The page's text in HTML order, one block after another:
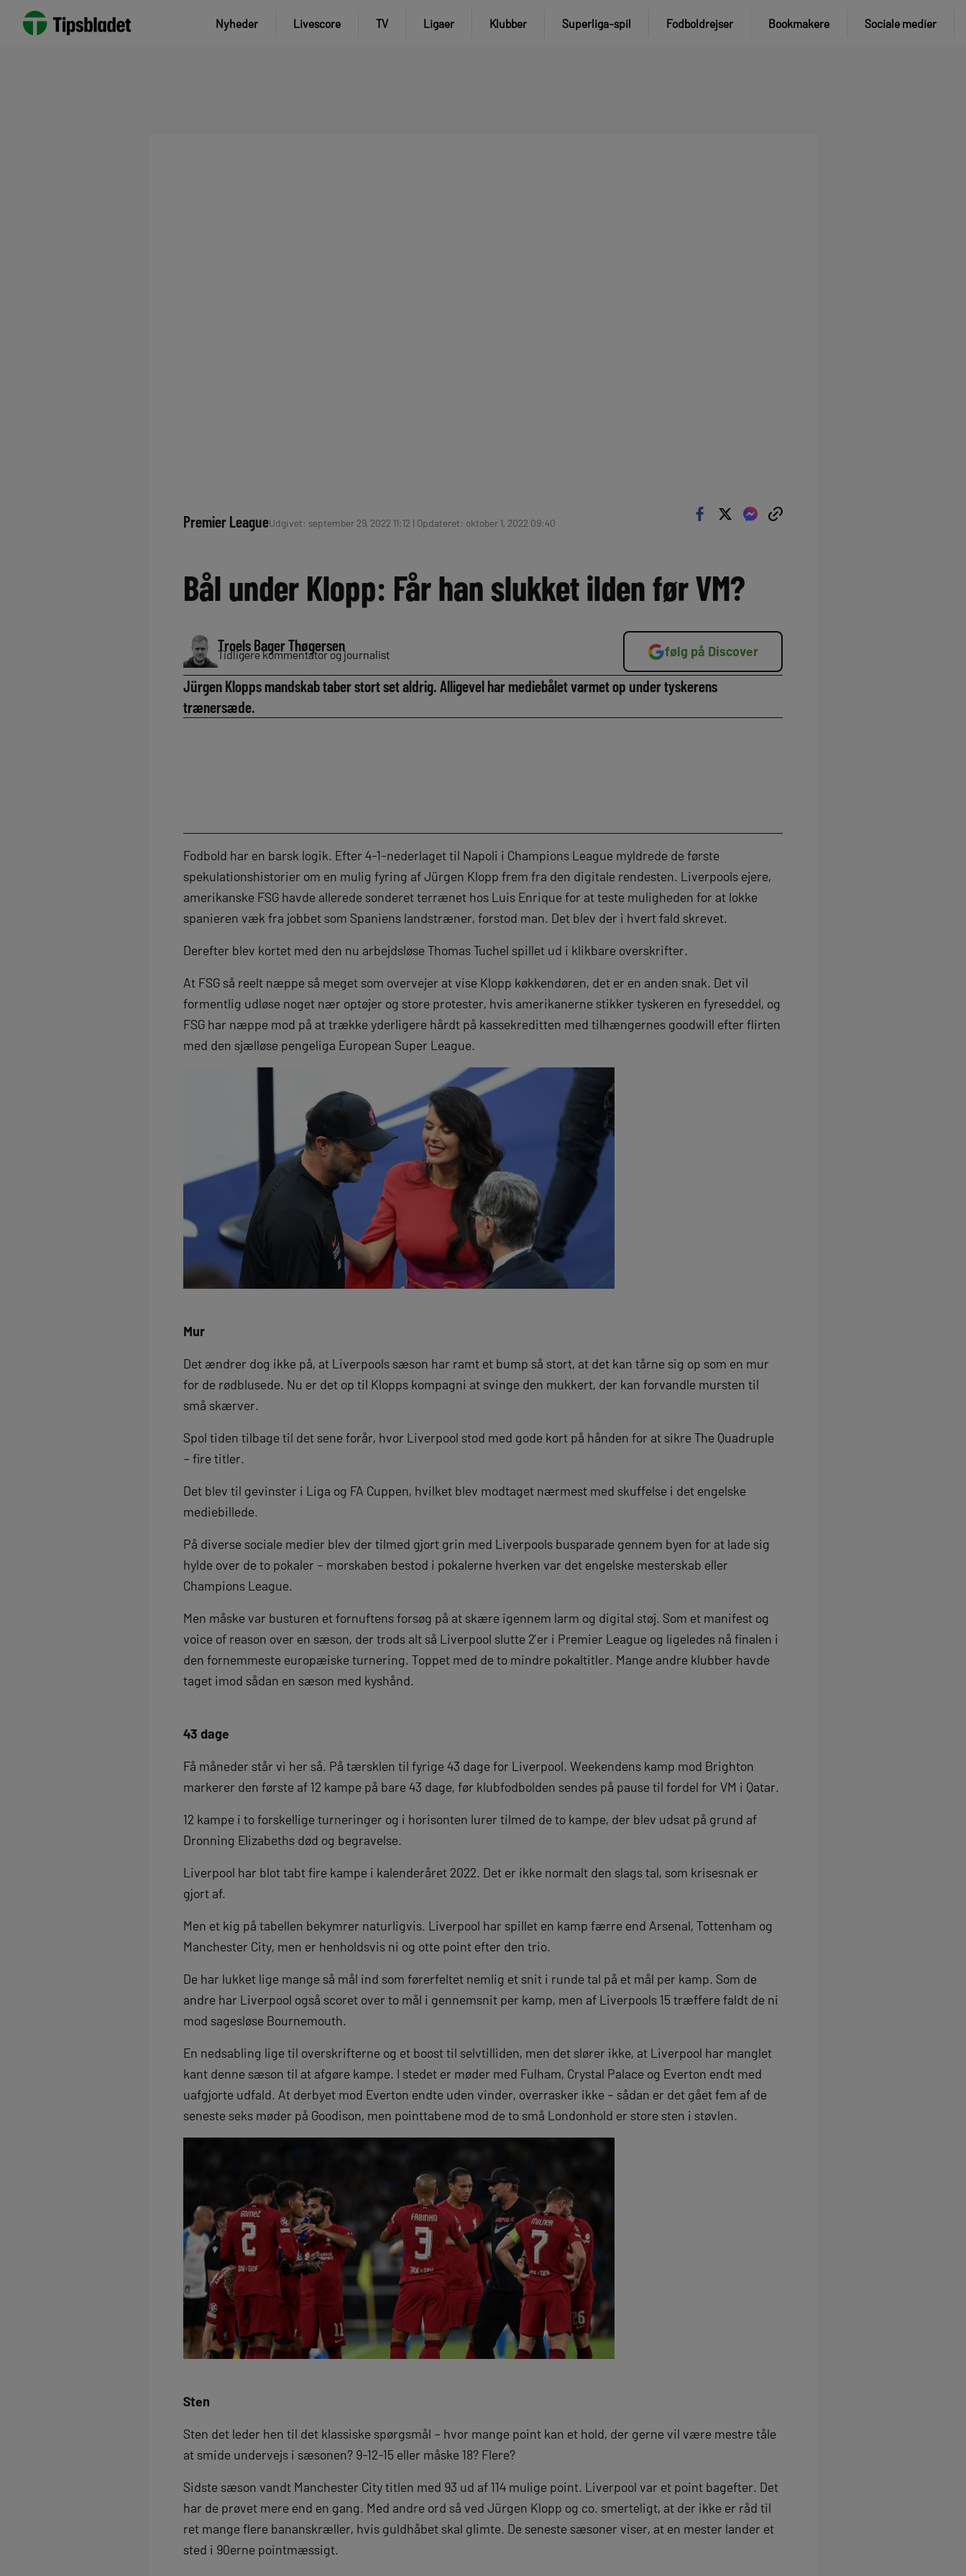
Nyheder Livescore TV Ligaer Klubber Superliga-spil Fodboldrejser Bookmakere Sociale medier
Premier LeagueUdgivet: september 29, 2022 11:12 | Opdateret: oktober 1, 2022 09:40
Bål under Klopp: Får han slukket ilden før VM?
Troels Bager Thøgersen
Tidligere kommentator og journalist følg på Discover
Jürgen Klopps mandskab taber stort set aldrig. Alligevel har mediebålet varmet op under tyskerens
trænersæde.
Fodbold har en barsk logik. Efter 4-1-nederlaget til Napoli i Champions League myldrede de første
spekulationshistorier om en mulig fyring af Jürgen Klopp frem fra den digitale rendesten. Liverpools ejere,
amerikanske FSG havde allerede sonderet terrænet hos Luis Enrique for at teste muligheden for at lokke
spanieren væk fra jobbet som Spaniens landstræner, forstod man. Det blev der i hvert fald skrevet.
Derefter blev kortet med den nu arbejdsløse Thomas Tuchel spillet ud i klikbare overskrifter.
At FSG så reelt næppe så meget som overvejer at vise Klopp køkkendøren, det er en anden snak. Det vil
formentlig udløse noget nær optøjer og store protester, hvis amerikanerne stikker tyskeren en fyreseddel, og
FSG har næppe mod på at trække yderligere hårdt på kassekreditten med tilhængernes goodwill efter flirten
med den sjælløse pengeliga European Super League.
Mur
Det ændrer dog ikke på, at Liverpools sæson har ramt et bump så stort, at det kan tårne sig op som en mur
for de rødblusede. Nu er det op til Klopps kompagni at svinge den mukkert, der kan forvandle mursten til
små skærver.
Spol tiden tilbage til det sene forår, hvor Liverpool stod med gode kort på hånden for at sikre The Quadruple
– fire titler.
Det blev til gevinster i Liga og FA Cuppen, hvilket blev modtaget nærmest med skuffelse i det engelske
mediebillede.
På diverse sociale medier blev der tilmed gjort grin med Liverpools busparade gennem byen for at lade sig
hylde over de to pokaler – morskaben bestod i pokalerne hverken var det engelske mesterskab eller
Champions League.
Men måske var busturen et fornuftens forsøg på at skære igennem larm og digital støj. Som et manifest og
voice of reason over en sæson, der trods alt så Liverpool slutte 2’er i Premier League og ligeledes nå finalen i
den fornemmeste europæiske turnering. Toppet med de to mindre pokaltitler. Mange andre klubber havde
taget imod sådan en sæson med kyshånd.
43 dage
Få måneder står vi her så. På tærsklen til fyrige 43 dage for Liverpool. Weekendens kamp mod Brighton
markerer den første af 12 kampe på bare 43 dage, før klubfodbolden sendes på pause til fordel for VM i Qatar.
12 kampe i to forskellige turneringer og i horisonten lurer tilmed de to kampe, der blev udsat på grund af
Dronning Elizabeths død og begravelse.
Liverpool har blot tabt fire kampe i kalenderåret 2022. Det er ikke normalt den slags tal, som krisesnak er
gjort af.
Men et kig på tabellen bekymrer naturligvis. Liverpool har spillet en kamp færre end Arsenal, Tottenham og
Manchester City, men er henholdsvis ni og otte point efter den trio.
De har lukket lige mange så mål ind som førerfeltet nemlig et snit i runde tal på et mål per kamp. Som de
andre har Liverpool også scoret over to mål i gennemsnit per kamp, men af Liverpools 15 træffere faldt de ni
mod sagesløse Bournemouth.
En nedsabling lige til overskrifterne og et boost til selvtilliden, men det slører ikke, at Liverpool har manglet
kant denne sæson til at afgøre kampe. I stedet er møder med Fulham, Crystal Palace og Everton endt med
uafgjorte udfald. At derbyet mod Everton endte uden vinder, overrasker ikke – sådan er det gået fem af de
seneste seks møder på Goodison, men pointtabene mod de to små Londonhold er store sten i støvlen.
Sten
Sten det leder hen til det klassiske spørgsmål – hvor mange point kan et hold, der gerne vil være mestre tåle
at smide undervejs i sæsonen? 9-12-15 eller måske 18? Flere?
Sidste sæson vandt Manchester City titlen med 93 ud af 114 mulige point. Liverpool var et point bagefter. Det
har de prøvet mere end en gang. Med andre ord så ved Jürgen Klopp og co. smerteligt, at der ikke er råd til
ret mange flere bananskræller, hvis guldhåbet skal glimte. De seneste sæsoner viser, at en mester lander et
sted i 90erne pointmæssigt.